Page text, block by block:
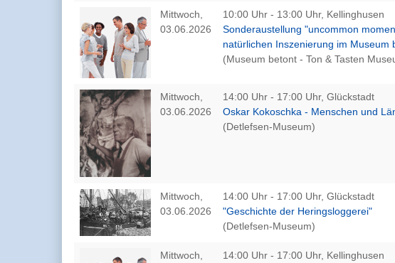
Mittwoch,
03.06.2026
10:00 Uhr - 13:00 Uhr, Kellinghusen
Sonderaustellung "uncommon
natürlichen Inszenierung im Museum
(Museum betont - Ton & Tasten
Mittwoch,
03.06.2026
14:00 Uhr - 17:00 Uhr, Glückstadt
Oskar Kokoschka - Menschen und
(Detlefsen-Museum)
Mittwoch,
03.06.2026
14:00 Uhr - 17:00 Uhr, Glückstadt
"Geschichte der Heringsloggerei"
(Detlefsen-Museum)
Mittwoch,
14:00 Uhr - 17:00 Uhr, Kellinghusen